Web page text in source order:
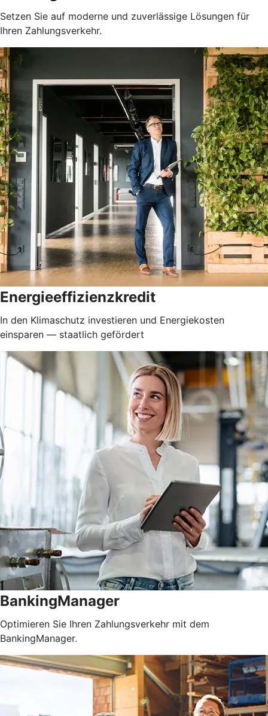
Setzen Sie auf moderne und zuverlässige Lösungen für
Ihren Zahlungsverkehr.
Energieeffizienzkredit
In den Klimaschutz investieren und Energiekosten
einsparen — staatlich gefördert
BankingManager
Optimieren Sie Ihren Zahlungsverkehr mit dem
BankingManager.